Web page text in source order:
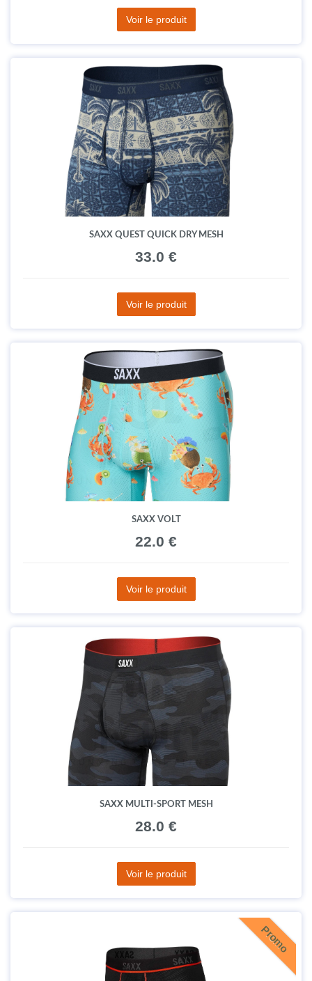
Voir le produit
SAXX QUEST QUICK DRY MESH
33.0 €
Voir le produit
SAXX VOLT
22.0 €
Voir le produit
SAXX MULTI-SPORT MESH
28.0 €
Voir le produit
Promo